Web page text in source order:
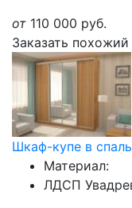
от 110 000 руб.
Заказать похожий
Шкаф-купе в
Материал:
ЛДСП